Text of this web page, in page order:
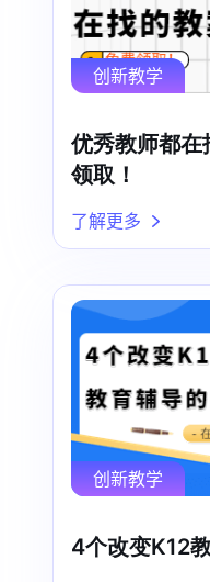
创新教学
优秀教师都在
领取！
了解更多
创新教学
4个改变K12